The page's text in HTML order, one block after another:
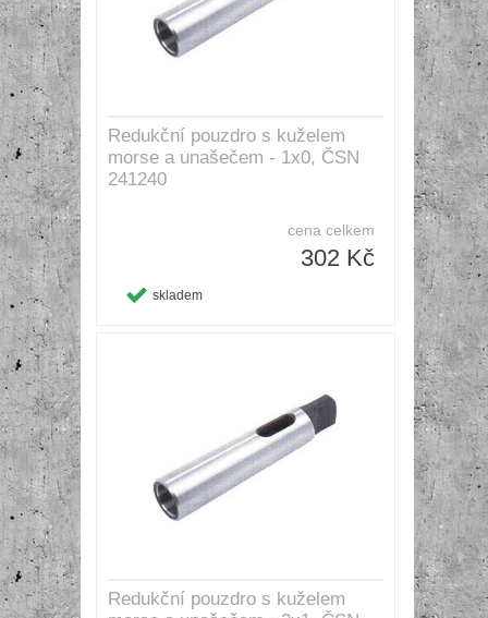
Redukční pouzdro s kuželem
morse a unašečem - 1x0, ČSN
241240
cena celkem
302 Kč
skladem
Redukční pouzdro s kuželem